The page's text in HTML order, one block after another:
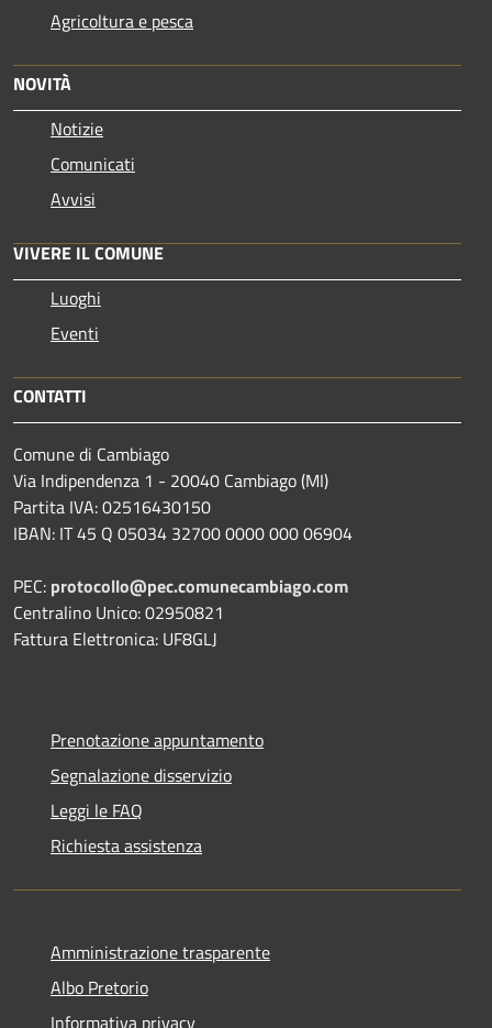
Agricoltura e pesca
NOVITÀ
Notizie
Comunicati
Avvisi
VIVERE IL COMUNE
Luoghi
Eventi
CONTATTI
Comune di Cambiago
Via Indipendenza 1 - 20040 Cambiago (MI)
Partita IVA: 02516430150
IBAN: IT 45 Q 05034 32700 0000 000 06904
PEC: protocollo@pec.comunecambiago.com
Centralino Unico: 02950821
Fattura Elettronica: UF8GLJ
Prenotazione appuntamento
Segnalazione disservizio
Leggi le FAQ
Richiesta assistenza
Amministrazione trasparente
Albo Pretorio
Informativa privacy